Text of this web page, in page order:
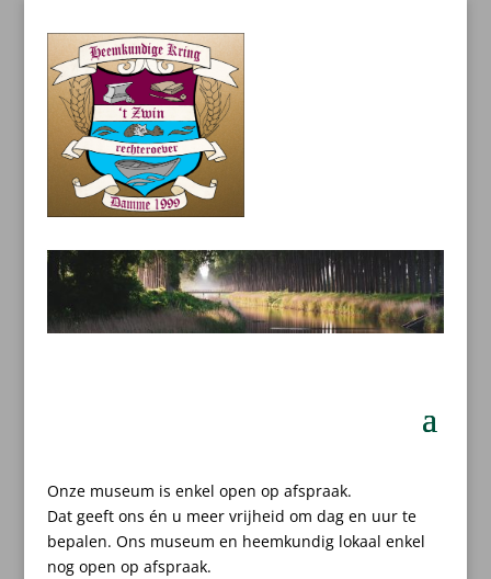
Onze museum is enkel open op afspraak.
Dat geeft ons én u meer vrijheid om dag en uur te
bepalen. Ons museum en heemkundig lokaal enkel
nog open op afspraak.